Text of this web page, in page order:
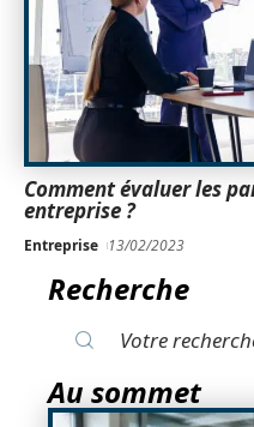
Comment évaluer les
entreprise ?
Entreprise 13/02/2023
Recherche
Au sommet